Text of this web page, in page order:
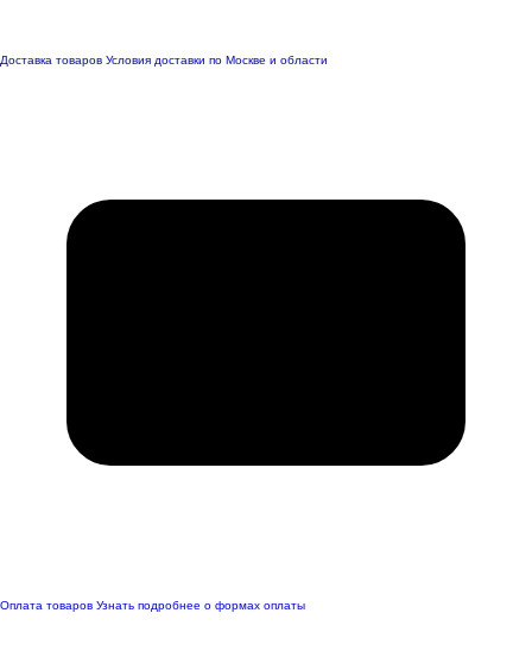
Доставка товаров Условия доставки по Москве и области
Оплата товаров Узнать подробнее о формах оплаты